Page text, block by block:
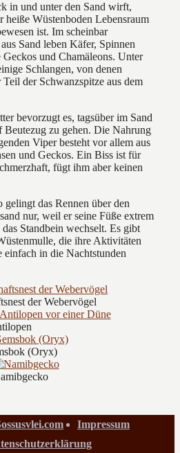
in und unter den Sand wirft,
heiße Wüstenboden Lebensraum
ist. Im scheinbar
Sand leben Käfer, Spinnen
und Chamäleons. Unter
Schlangen, von denen
der Schwanzspitze aus dem
bevorzugt es, tagsüber im Sand
Beutezug zu gehen. Die Nahrung
Viper besteht vor allem aus
und Geckos. Ein Biss ist für
fügt ihm aber keinen
das Rennen über den
nur, weil er seine Füße extrem
Standbein wechselt. Es gibt
die ihre Aktivitäten
einfach in die Nachtstunden
der Webervögel
(Oryx)
Impressum